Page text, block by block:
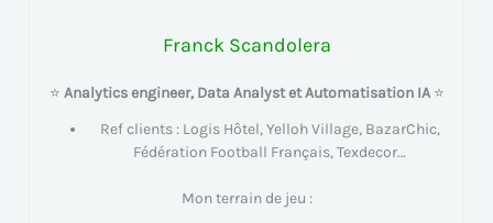
Franck Scandolera
⭐ Analytics engineer, Data Analyst et Automatisation IA⭐
Ref clients : Logis Hôtel, Yelloh Village, BazarChic,
Fédération Football Français, Texdecor…
Mon terrain de jeu :